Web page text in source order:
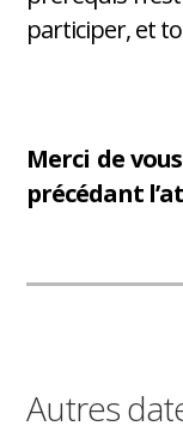
participer, et
Merci de
précédant
Autres